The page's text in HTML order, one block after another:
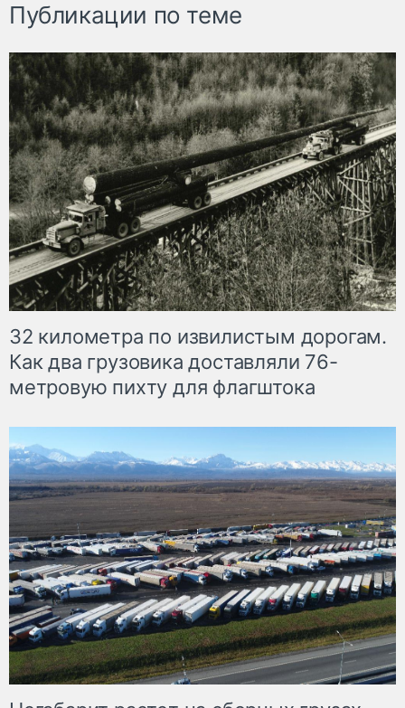
Публикации по теме
32 километра по извилистым дорогам.
Как два грузовика доставляли 76-
метровую пихту для флагштока